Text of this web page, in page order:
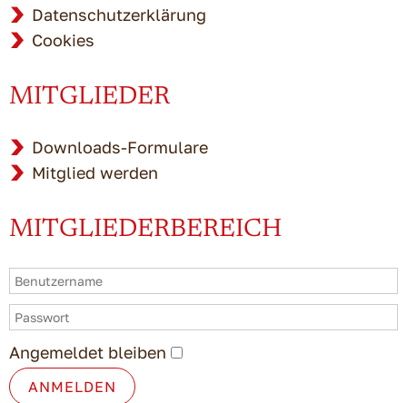
Datenschutzerklärung
Cookies
MITGLIEDER
Downloads-Formulare
Mitglied werden
MITGLIEDERBEREICH
Angemeldet bleiben
ANMELDEN